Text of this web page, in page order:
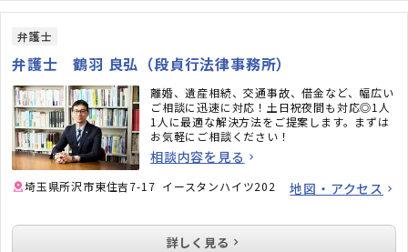
弁護士
弁護士 鶴羽 良弘（段貞行法律事務所）
離婚、遺産相続、交通事故、借金など、幅広い
ご相談に迅速に対応！土日祝夜間も対応◎1人
1人に最適な解決方法をご提案します。まずは
お気軽にご相談ください！
相談内容を見る
埼玉県所沢市東住吉7-17 イースタンハイツ202 地図・アクセス
詳しく見る